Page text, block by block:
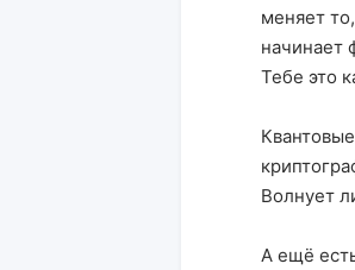
меняет
начинает
Тебе это
Волнует
А ещё